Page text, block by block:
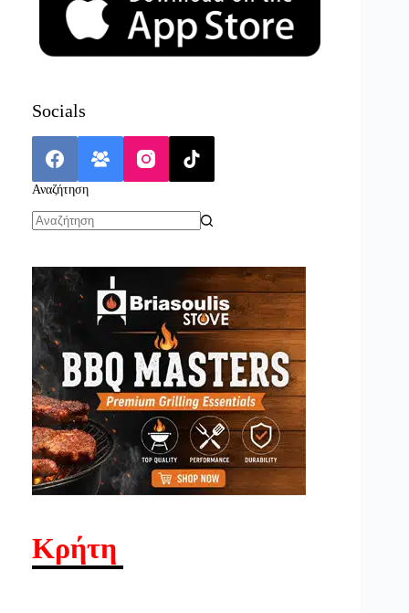
Socials
Αναζήτηση
Κρήτη